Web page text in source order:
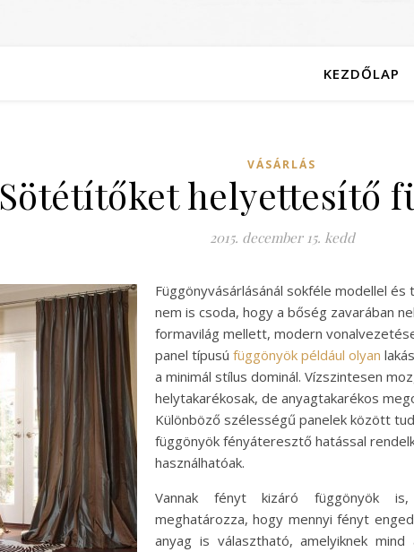
KEZDŐLAP
VÁSÁRLÁS
Sötétítőket helyettesítő
2015. december 15. kedd
Függönyvásárlásánál sokféle modellel
nem is csoda, hogy a bőség zavarában
formavilág mellett, modern
panel típusú függönyök például olyan
a minimál stílus dominál. Vízszintesen
helytakarékosak, de anyagtakarékos
Különböző szélességű panelek között
függönyök fényáteresztő hatással
használhatóak.
Vannak fényt kizáró függönyök is,
meghatározza, hogy mennyi fényt
anyag is választható, amelyiknek